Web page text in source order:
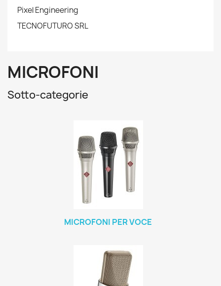
Pixel Engineering
TECNOFUTURO SRL
MICROFONI
Sotto-categorie
MICROFONI PER VOCE